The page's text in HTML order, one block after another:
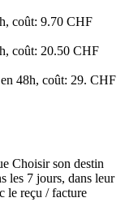
coût: 9.70 CHF
coût: 20.50 CHF
48h, coût: 29. CHF
Choisir son destin
les 7 jours, dans leur
le reçu / facture